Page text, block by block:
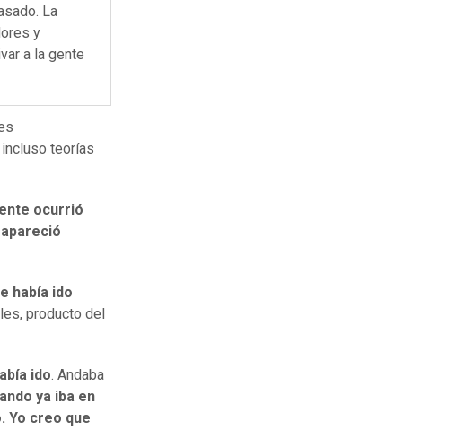
La
y
a la gente
teorías
ocurrió
había ido
producto del
ido. Andaba
ya iba en
Yo creo que